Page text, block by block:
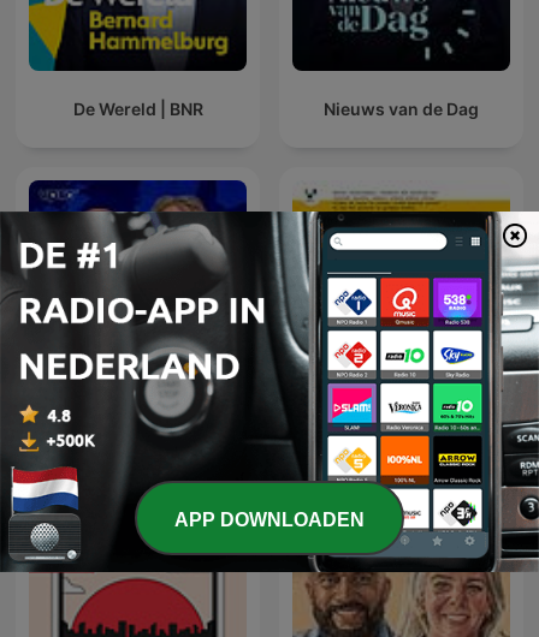
De Wereld | BNR Nieuws van de Dag
Europa Draait Door In De Waaier
APP DOWNLOADEN